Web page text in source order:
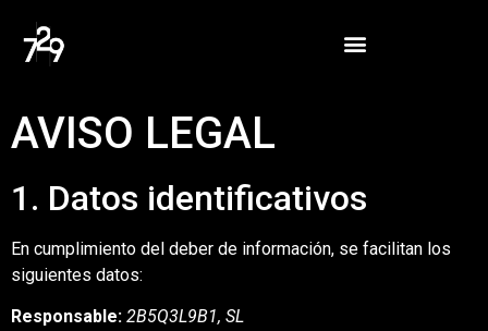
AVISO LEGAL
1. Datos identificativos
En cumplimiento del deber de información, se facilitan los
siguientes datos:
Responsable: 2B5Q3L9B1, SL